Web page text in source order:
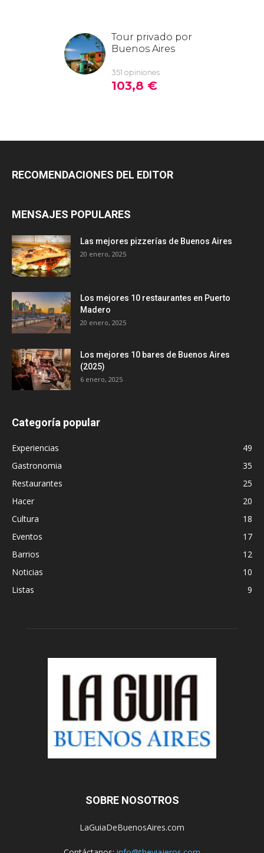
RECOMENDACIONES DEL EDITOR
MENSAJES POPULARES
Las mejores pizzerías de Buenos Aires
20 enero, 2025
Los mejores 10 restaurantes en Puerto
Madero
20 enero, 2025
Los mejores 10 bares de Buenos Aires
(2025)
6 enero, 2025
Categoría popular
Experiencias
49
Gastronomia
35
Restaurantes
25
Hacer
20
Cultura
18
Eventos
17
Barrios
12
Noticias
10
Listas
9
SOBRE NOSOTROS
LaGuiaDeBuenosAires.com